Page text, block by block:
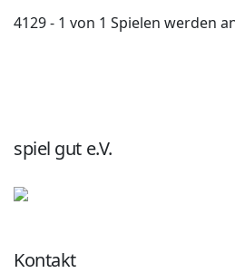
4129 - 1 von 1 Spielen werden
spiel gut e.V.
Kontakt